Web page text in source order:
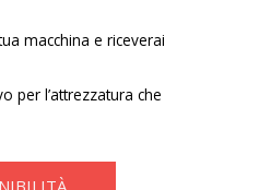
macchina e riceverai
per l’attrezzatura che